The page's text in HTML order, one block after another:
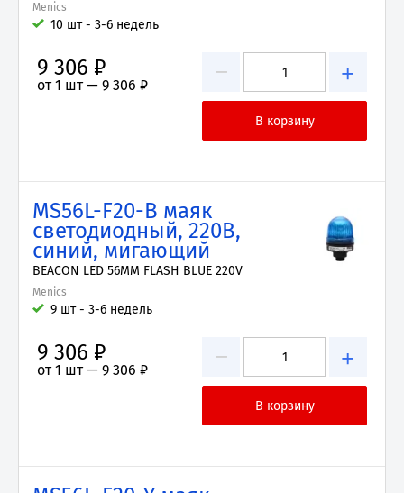
Menics
10 шт - 3-6 недель
− +
9 306 ₽
от 1 шт — 9 306 ₽
MS56L-F20-B маяк
светодиодный, 220В,
синий, мигающий
BEACON LED 56MM FLASH BLUE 220V
Menics
9 шт - 3-6 недель
− +
9 306 ₽
от 1 шт — 9 306 ₽